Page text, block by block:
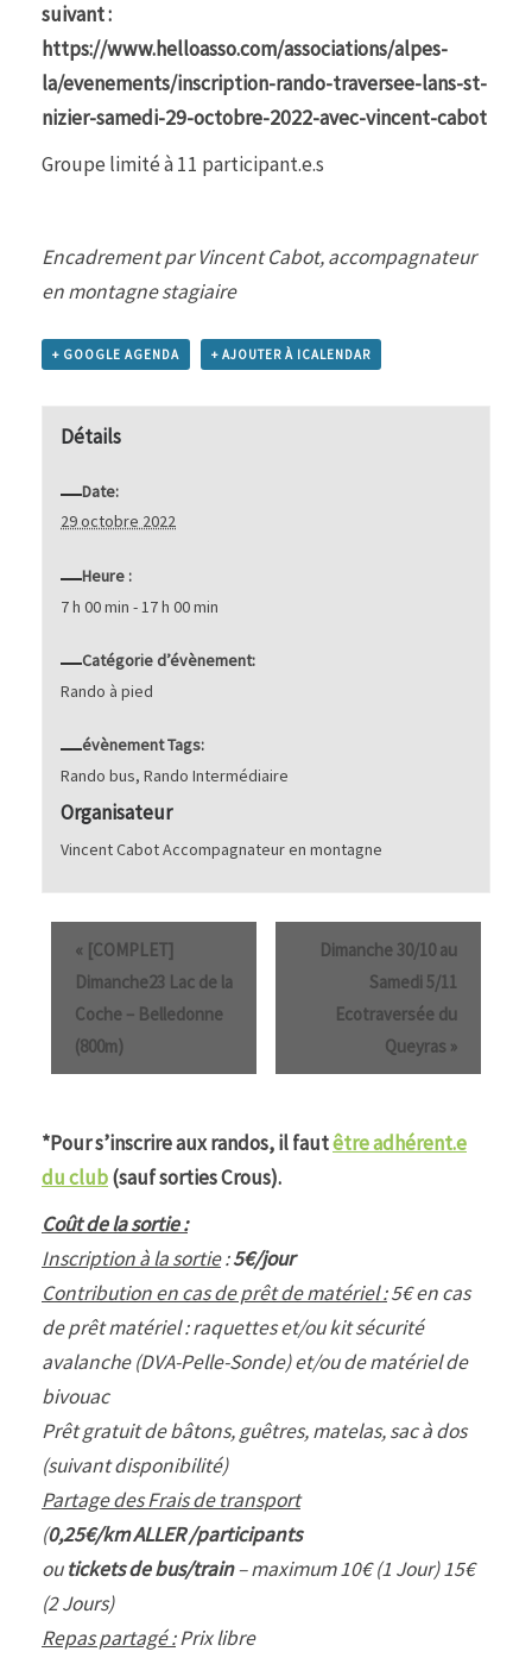
suivant :
https://www.helloasso.com/associations/alpes-
la/evenements/inscription-rando-traversee-lans-st-
nizier-samedi-29-octobre-2022-avec-vincent-cabot
Groupe limité à 11 participant.e.s
Encadrement par Vincent Cabot, accompagnateur
en montagne stagiaire
+ GOOGLE AGENDA + AJOUTER À ICALENDAR
Détails
Date:
29 octobre 2022
Heure :
7 h 00 min - 17 h 00 min
Catégorie d’évènement:
Rando à pied
évènement Tags:
Rando bus,Rando Intermédiaire
Organisateur
Vincent Cabot Accompagnateur en montagne
« [COMPLET]
Dimanche23 Lac de la
Coche – Belledonne
(800m)
Dimanche 30/10 au
Samedi 5/11
Ecotraversée du
Queyras »
*Pour s’inscrire aux randos, il fautêtre adhérent.e
du club(sauf sorties Crous).
Coût de la sortie :
Inscription à la sortie:5€/jour
Contribution en cas de prêt de matériel :5€ en cas
de prêt matériel : raquettes et/ou kit sécurité
avalanche (DVA-Pelle-Sonde) et/ou de matériel de
bivouac
Prêt gratuit de bâtons, guêtres, matelas, sac à dos
(suivant disponibilité)
Partage des Frais de transport
(0,25€/km ALLER /participants
outickets de bus/train– maximum 10€ (1 Jour) 15€
(2 Jours)
Repas partagé :Prix libre